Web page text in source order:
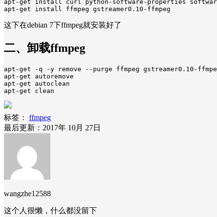
apt-get install curl python-software-properties
这下在debian 7下ffmpeg就安装好了
二、卸载ffmpeg
apt-get -q -y remove --purge ffmpeg gstreamer0.10-
apt-get autoremove
apt-get autoclean
标签：
ffmpeg
最后更新：2017年 10月 27日
wangzhe12588
这个人很懒，什么都没留下